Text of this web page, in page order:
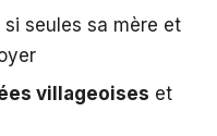
si seules sa mère et
villageoises et